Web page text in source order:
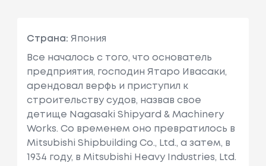
Страна: Япония
Все началось с того, что основатель
предприятия, господин Ятаро Ивасаки,
арендовал верфь и приступил к
строительству судов, назвав свое
детище Nagasaki Shipyard & Machinery
Works. Со временем оно превратилось в
Mitsubishi Shipbuilding Co., Ltd., а затем, в
1934 году, в Mitsubishi Heavy Industries, Ltd.